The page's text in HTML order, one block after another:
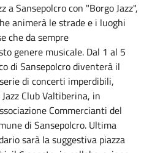
a Sansepolcro con "Borgo Jazz",
animerà le strade e i luoghi
che da sempre
genere musicale. Dal 1 al 5
di Sansepolcro diventerà il
di concerti imperdibili,
Club Valtiberina, in
Commercianti del
di Sansepolcro. Ultima
sarà la suggestiva piazza